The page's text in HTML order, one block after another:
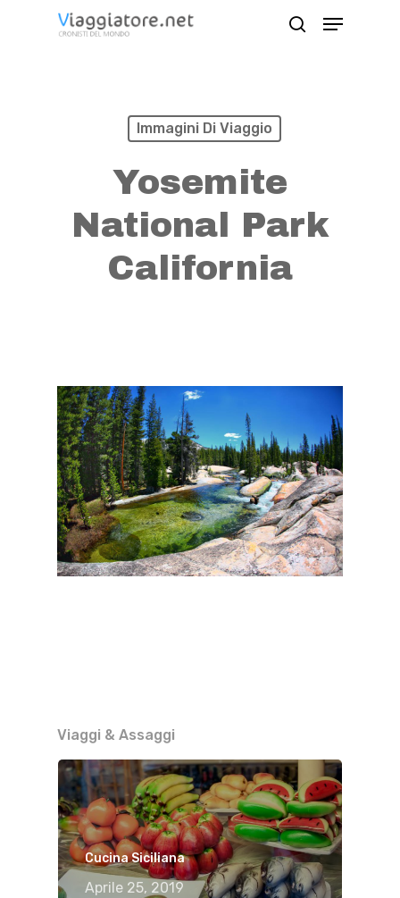
Menu
Immagini Di Viaggio
Yosemite
National Park
California
Viaggi & Assaggi
Cucina Siciliana
Aprile 25, 2019